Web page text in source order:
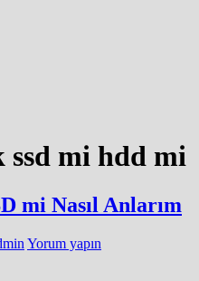
ssd mi hdd mi
mi Nasıl Anlarım
Yorum yapın